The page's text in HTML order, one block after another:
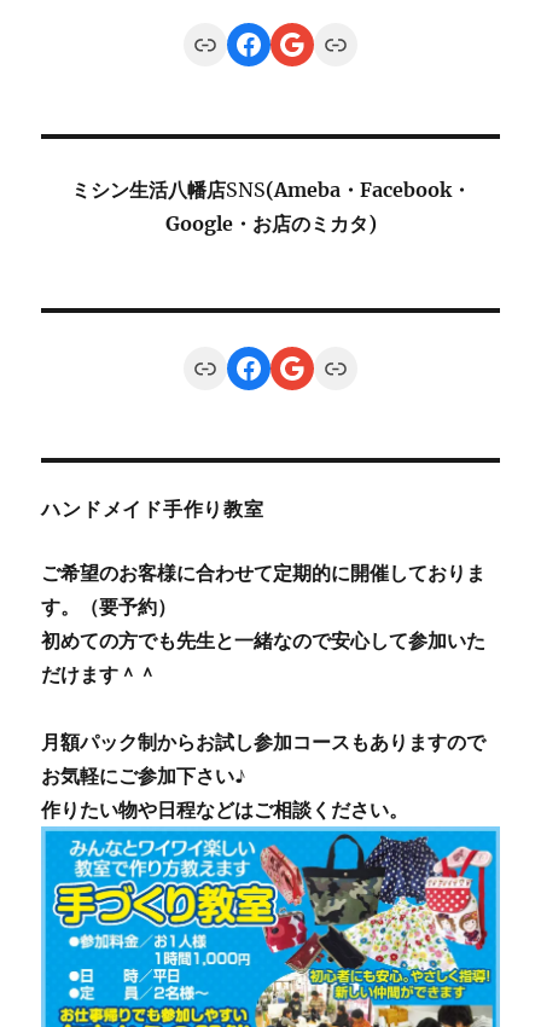
LinkFacebook
Google
Link
ミシン生活八幡店SNS(Ameba・Facebook・
Google・お店のミカタ)
LinkFacebook
Google
Link
ハンドメイド手作り教室
ご希望のお客様に合わせて定期的に開催しておりま
す。（要予約）
初めての方でも先生と一緒なので安心して参加いた
だけます＾＾
月額パック制からお試し参加コースもありますので
お気軽にご参加下さい♪
作りたい物や日程などはご相談ください。